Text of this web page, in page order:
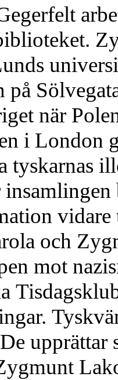
på
när
i London
tyskarnas
vidare
och
mot
upprättar